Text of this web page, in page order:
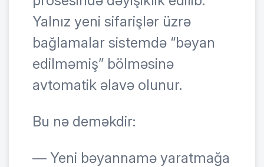
Yalnız yeni sifarişlər üzrə
bağlamalar sistemdə “bəyan
edilməmiş” bölməsinə
avtomatik əlavə olunur.
Bu nə deməkdir:
— Yeni bəyannamə yaratmağa